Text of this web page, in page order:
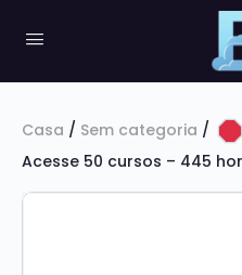
Casa / Sem categoria /
Acesse 50 cursos – 445